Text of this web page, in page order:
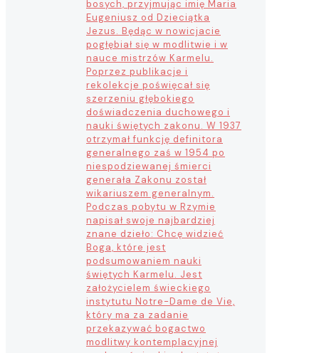
bosych, przyjmując imię Maria
Eugeniusz od Dzieciątka
Jezus. Będąc w nowicjacie
pogłębiał się w modlitwie i w
nauce mistrzów Karmelu.
Poprzez publikacje i
rekolekcje poświęcał się
szerzeniu głębokiego
doświadczenia duchowego i
nauki świętych zakonu. W 1937
otrzymał funkcję definitora
generalnego zaś w 1954 po
niespodziewanej śmierci
generała Zakonu został
wikariuszem generalnym.
Podczas pobytu w Rzymie
napisał swoje najbardziej
znane dzieło: Chcę widzieć
Boga, które jest
podsumowaniem nauki
świętych Karmelu. Jest
założycielem świeckiego
instytutu Notre-Dame de Vie,
który ma za zadanie
przekazywać bogactwo
modlitwy kontemplacyjnej